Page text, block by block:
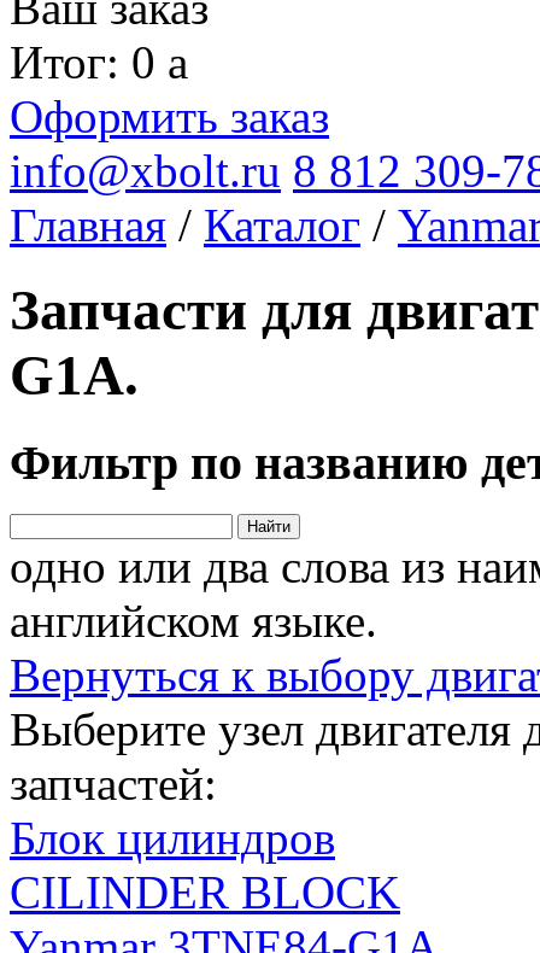
Итог: 0 a
Оформить заказ
info@xbolt.ru 8 812 309-
Главная / Каталог /
Запчасти для
G1A.
Фильтр по названию
Найти
одно или два слова из
английском языке.
Вернуться к выбору
Выберите узел
запчастей:
Блок цилиндров
CILINDER BLOCK